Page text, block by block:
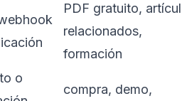
PDF gratuito,
relacionados,
formación
o
compra, demo,